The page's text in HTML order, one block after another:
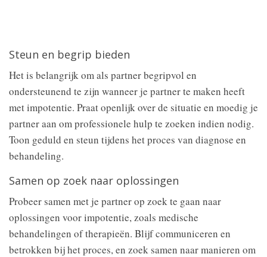
Steun en begrip bieden
Het is belangrijk om als partner begripvol en
ondersteunend te zijn wanneer je partner te maken heeft
met impotentie. Praat openlijk over de situatie en moedig je
partner aan om professionele hulp te zoeken indien nodig.
Toon geduld en steun tijdens het proces van diagnose en
behandeling.
Samen op zoek naar oplossingen
Probeer samen met je partner op zoek te gaan naar
oplossingen voor impotentie, zoals medische
behandelingen of therapieën. Blijf communiceren en
betrokken bij het proces, en zoek samen naar manieren om